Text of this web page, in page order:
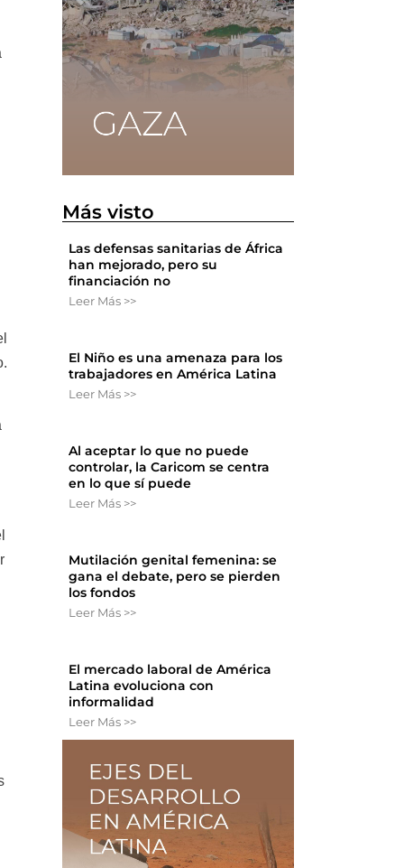
Más visto
Las defensas sanitarias de África
han mejorado, pero su
financiación no
Leer Más >>
El Niño es una amenaza para los
trabajadores en América Latina
Leer Más >>
Al aceptar lo que no puede
controlar, la Caricom se centra
en lo que sí puede
Leer Más >>
Mutilación genital femenina: se
gana el debate, pero se pierden
los fondos
Leer Más >>
El mercado laboral de América
Latina evoluciona con
informalidad
Leer Más >>